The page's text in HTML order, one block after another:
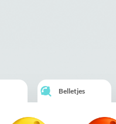
Belletjes